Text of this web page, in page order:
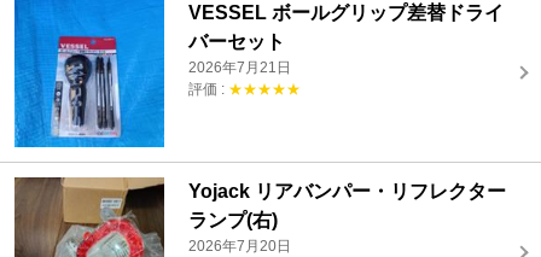
VESSEL ボールグリップ差替ドライ
バーセット
2026年7月21日
評価 : ★★★★★
Yojack リアバンパー・リフレクター
ランプ(右)
2026年7月20日